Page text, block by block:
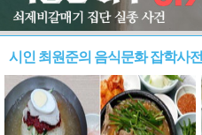
시인 최원준의 음식문화 잡학사전